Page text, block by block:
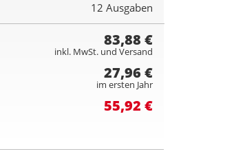
12 Ausgaben
83,88 €
inkl. MwSt. und Versand
27,96 €
im ersten Jahr
55,92 €